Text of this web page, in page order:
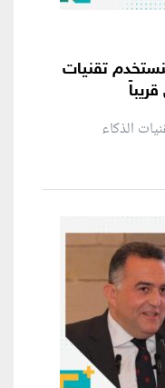
تقنيات
الذكاء